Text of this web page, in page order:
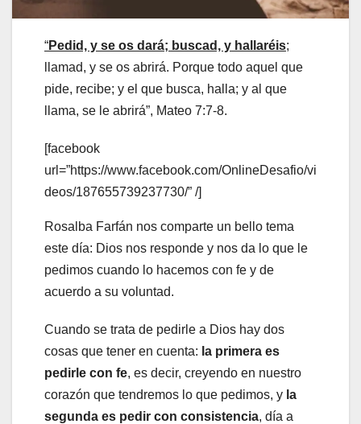
“Pedid, y se os dará; buscad, y hallaréis;
llamad, y se os abrirá. Porque todo aquel que
pide, recibe; y el que busca, halla; y al que
llama, se le abrirá”, Mateo 7:7-8.
[facebook
url=”https://www.facebook.com/OnlineDesafio/vi
deos/187655739237730/” /]
Rosalba Farfán nos comparte un bello tema
este día: Dios nos responde y nos da lo que le
pedimos cuando lo hacemos con fe y de
acuerdo a su voluntad.
Cuando se trata de pedirle a Dios hay dos
cosas que tener en cuenta: la primera es
pedirle con fe, es decir, creyendo en nuestro
corazón que tendremos lo que pedimos, y la
segunda es pedir con consistencia, día a